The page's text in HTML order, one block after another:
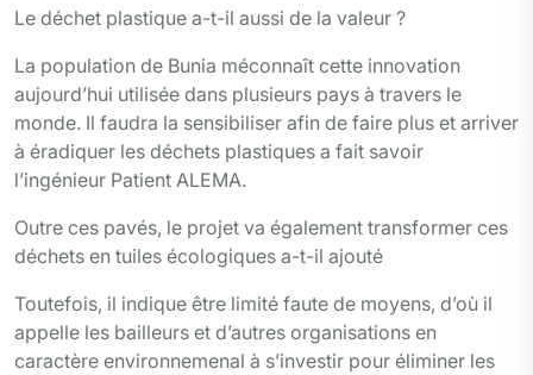
Le déchet plastique a-t-il aussi de la valeur ?
La population de Bunia méconnaît cette innovation
aujourd’hui utilisée dans plusieurs pays à travers le
monde. Il faudra la sensibiliser afin de faire plus et arriver
à éradiquer les déchets plastiques a fait savoir
l’ingénieur Patient ALEMA.
Outre ces pavés, le projet va également transformer ces
déchets en tuiles écologiques a-t-il ajouté
Toutefois, il indique être limité faute de moyens, d’où il
appelle les bailleurs et d’autres organisations en
caractère environnemenal à s’investir pour éliminer les